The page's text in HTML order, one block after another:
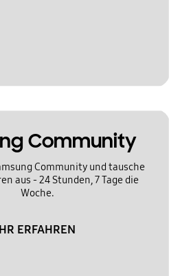
Community
Community und tausche
aus - 24 Stunden, 7 Tage die
Woche.
ERFAHREN